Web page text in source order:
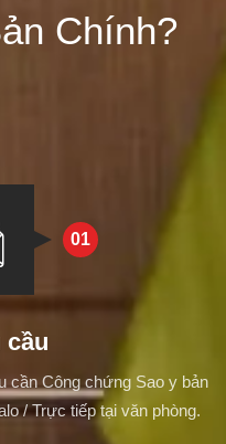
Chính?
01
cầu
cần Công chứng Sao y bản
/ Trực tiếp tại văn phòng.